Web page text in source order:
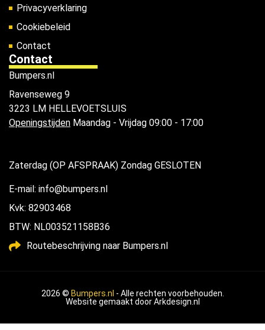
Privacyverklaring
Cookiebeleid
Contact
Contact
Bumpers.nl
Ravenseweg 9
3223 LM HELLEVOETSLUIS
Openingstijden Maandag - Vrijdag 09:00 - 17:00
Zaterdag (OP AFSPRAAK) Zondag GESLOTEN
E-mail: info@bumpers.nl
Kvk: 82903468
BTW: NL003521158B36
Routebeschrijving naar Bumpers.nl
2026 © Bumpers.nl - Alle rechten voorbehouden.
Website gemaakt doorArkdesign.nl